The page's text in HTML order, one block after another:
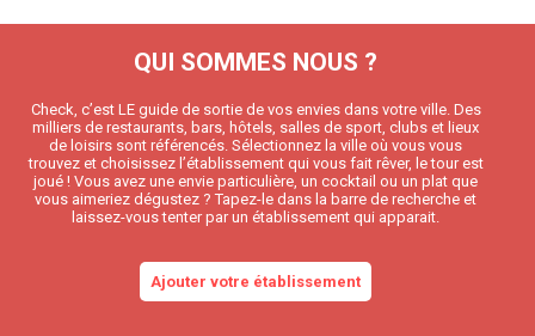
QUI SOMMES NOUS ?
Check, c’est LE guide de sortie de vos envies dans votre ville. Des
milliers de restaurants, bars, hôtels, salles de sport, clubs et lieux
de loisirs sont référencés. Sélectionnez la ville où vous vous
trouvez et choisissez l’établissement qui vous fait rêver, le tour est
joué ! Vous avez une envie particulière, un cocktail ou un plat que
vous aimeriez dégustez ? Tapez-le dans la barre de recherche et
laissez-vous tenter par un établissement qui apparait.
Ajouter votre établissement